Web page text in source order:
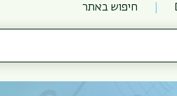
חיפוש באתר